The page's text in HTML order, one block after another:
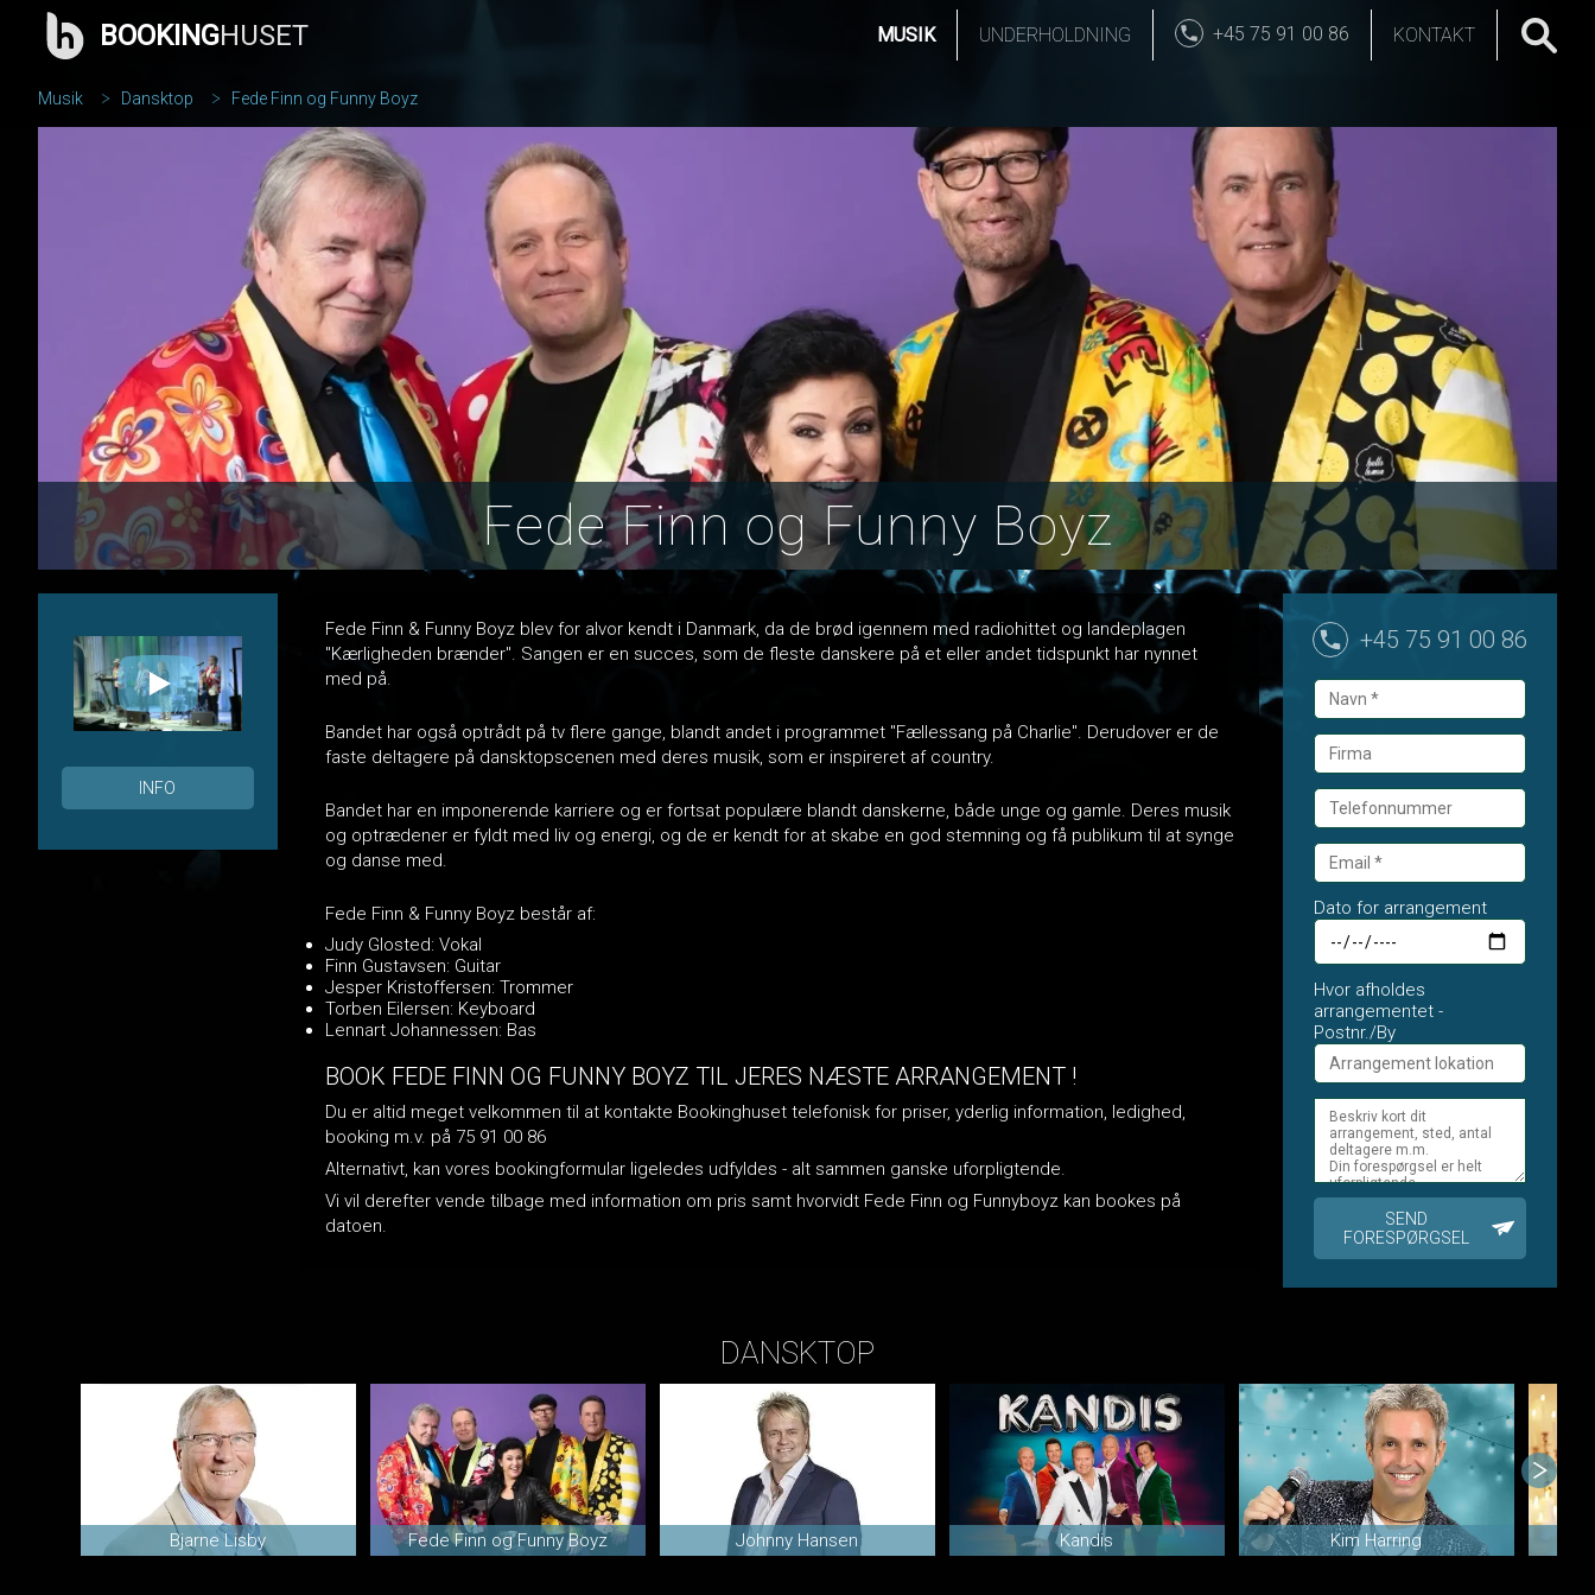
BOOKINGHUSET MUSIK UNDERHOLDNING +45 75 91 00 86 KONTAKT
Musik Dansktop Fede Finn og Funny Boyz
Fede Finn og Funny Boyz
Fede Finn & Funny Boyz blev for alvor kendt i Danmark, da de brød igennem med radiohittet og landeplagen
"Kærligheden brænder". Sangen er en succes, som de fleste danskere på et eller andet tidspunkt har nynnet
med på.
Bandet har også optrådt på tv flere gange, blandt andet i programmet "Fællessang på Charlie". Derudover er de
faste deltagere på dansktopscenen med deres musik, som er inspireret af country.
Bandet har en imponerende karriere og er fortsat populære blandt danskerne, både unge og gamle. Deres musik
og optrædener er fyldt med liv og energi, og de er kendt for at skabe en god stemning og få publikum til at synge
og danse med.
Fede Finn & Funny Boyz består af:
Judy Glosted: Vokal
Finn Gustavsen: Guitar
Jesper Kristoffersen: Trommer
Torben Eilersen: Keyboard
Lennart Johannessen: Bas
BOOK FEDE FINN OG FUNNY BOYZ TIL JERES NÆSTE ARRANGEMENT !
Du er altid meget velkommen til at kontakte Bookinghuset telefonisk for priser, yderlig information, ledighed,
booking m.v. på 75 91 00 86
Alternativt, kan vores bookingformular ligeledes udfyldes - alt sammen ganske uforpligtende.
Vi vil derefter vende tilbage med information om pris samt hvorvidt Fede Finn og Funnyboyz kan bookes på
datoen.
INFO
+45 75 91 00 86
Dato for arrangement
Hvor afholdes
arrangementet -
Postnr./By
SEND
FORESPØRGSEL
DANSKTOP
Bjarne Lisby Fede Finn og Funny Boyz Johnny Hansen Kandis Kim Harring